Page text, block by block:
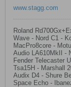
www.stagg.com
Roland
Wave - Nord C1 -
MacPro8core -
Audio LA610MkII -
Fender Telecaster
Tsa15H - Marshall
Audix D4 - Shure
Space Echo -